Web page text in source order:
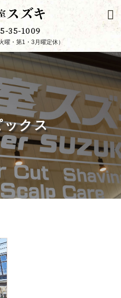
35-1009
曜・第1・3月曜定休）
ックス